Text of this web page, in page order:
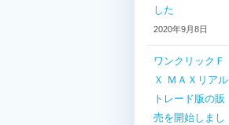
した
2020年9月8日
ワンクリックＦ
Ｘ ＭＡＸリアル
トレード版の販
売を開始しまし